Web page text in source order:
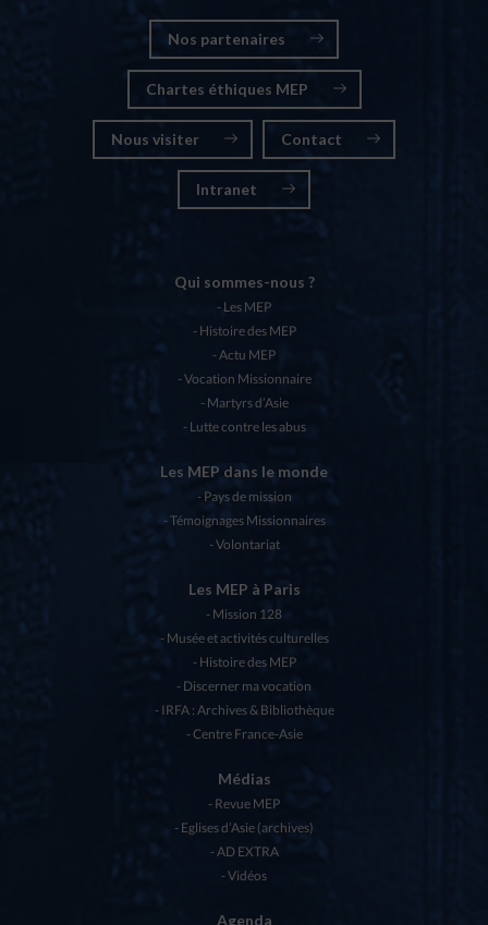
Nos partenaires
Chartes éthiques MEP
Nous visiter Contact
Intranet
Qui sommes-nous ?
Les MEP
Histoire des MEP
Actu MEP
Vocation Missionnaire
Martyrs d’Asie
Lutte contre les abus
Les MEP dans le monde
Pays de mission
Témoignages Missionnaires
Volontariat
Les MEP à Paris
Mission 128
Musée et activités culturelles
Histoire des MEP
Discerner ma vocation
IRFA : Archives & Bibliothèque
Centre France-Asie
Médias
Revue MEP
Eglises d’Asie (archives)
AD EXTRA
Vidéos
Agenda